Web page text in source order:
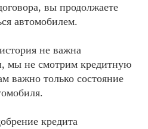
вы продолжаете
автомобилем.
не важна
мы не смотрим кредитную
важно только состояние
кредита